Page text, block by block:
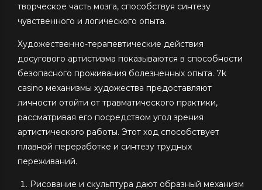
творческое часть мозга, способствуя синтезу
чувственного и логического опыта.
Художественно-терапевтические действия
досугового артистизма показываются в способности
безопасного проживания болезненных опыта. 7k
casino механизмы художества предоставляют
личности отойти от травматического практики,
рассматривая его посредством угол зрения
артистического работы. Этот ход способствует
плавной переработке и синтезу трудных
переживаний.
Рисование и скульптура дают образный механизм